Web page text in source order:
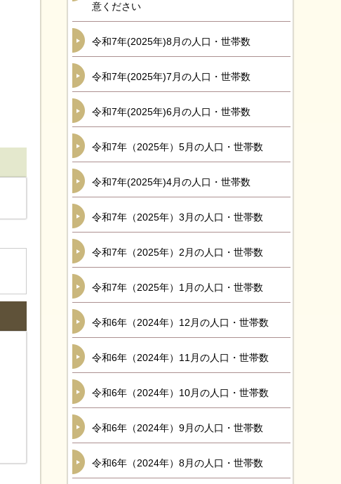
意ください
令和7年(2025年)8月の人口・世帯数
令和7年(2025年)7月の人口・世帯数
令和7年(2025年)6月の人口・世帯数
令和7年（2025年）5月の人口・世帯数
令和7年(2025年)4月の人口・世帯数
令和7年（2025年）3月の人口・世帯数
令和7年（2025年）2月の人口・世帯数
令和7年（2025年）1月の人口・世帯数
令和6年（2024年）12月の人口・世帯数
令和6年（2024年）11月の人口・世帯数
令和6年（2024年）10月の人口・世帯数
令和6年（2024年）9月の人口・世帯数
令和6年（2024年）8月の人口・世帯数